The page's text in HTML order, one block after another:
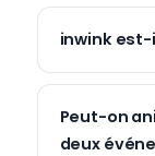
inwink est-
Peut-on
deux